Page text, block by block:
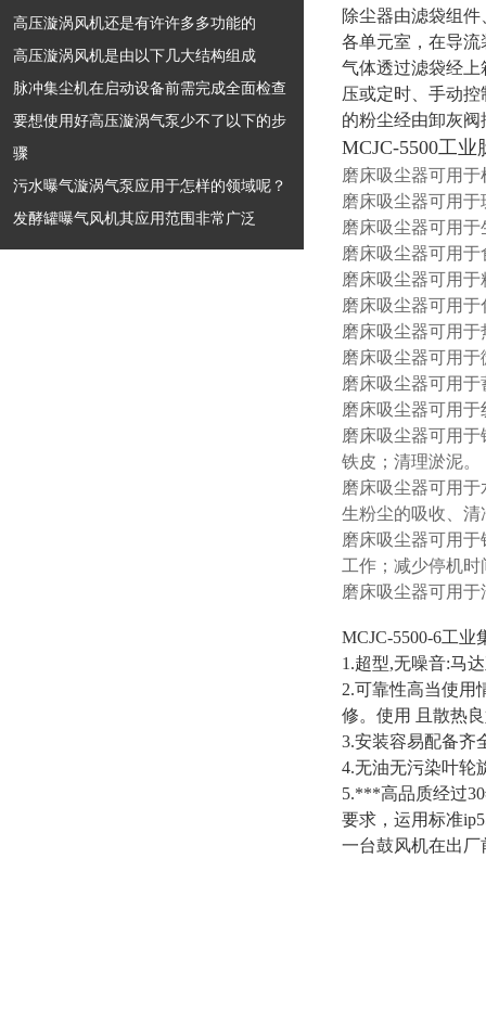
高压漩涡风机还是有许许多多功能的
高压漩涡风机是由以下几大结构组成
脉冲集尘机在启动设备前需完成全面检查
要想使用好高压漩涡气泵少不了以下的步
骤
污水曝气漩涡气泵应用于怎样的领域呢？
发酵罐曝气风机其应用范围非常广泛
除尘器由滤袋组
各单元室，在导
气体透过滤袋经
压或定时、手动
的粉尘经由卸灰
MCJC-5500工
磨床吸尘器可用
磨床吸尘器可用
磨床吸尘器可用
磨床吸尘器可用
磨床吸尘器可用
磨床吸尘器可用
磨床吸尘器可用
磨床吸尘器可用
磨床吸尘器可用
磨床吸尘器可用
磨床吸尘器可用
铁皮；清理淤泥。
磨床吸尘器可用
生粉尘的吸收、
磨床吸尘器可用
工作；减少停机
磨床吸尘器可用
MCJC-5500-6工
1.超型,无噪音:马
2.可靠性高当使用
修。使用 且散热
3.安装容易配备齐
4.无油无污染叶轮
5.***高品质经过
要求，运用标准
一台鼓风机在出